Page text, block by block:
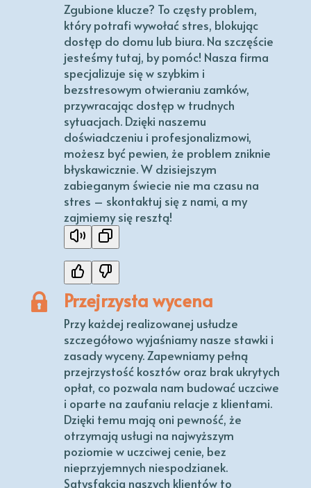
Zgubione klucze? To częsty problem,
który potrafi wywołać stres, blokując
dostęp do domu lub biura. Na szczęście
jesteśmy tutaj, by pomóc! Nasza firma
specjalizuje się w szybkim i
bezstresowym otwieraniu zamków,
przywracając dostęp w trudnych
sytuacjach. Dzięki naszemu
doświadczeniu i profesjonalizmowi,
możesz być pewien, że problem zniknie
błyskawicznie. W dzisiejszym
zabieganym świecie nie ma czasu na
stres – skontaktuj się z nami, a my
zajmiemy się resztą!
Przejrzysta wycena
Przy każdej realizowanej usłudze
szczegółowo wyjaśniamy nasze stawki i
zasady wyceny. Zapewniamy pełną
przejrzystość kosztów oraz brak ukrytych
opłat, co pozwala nam budować uczciwe
i oparte na zaufaniu relacje z klientami.
Dzięki temu mają oni pewność, że
otrzymają usługi na najwyższym
poziomie w uczciwej cenie, bez
nieprzyjemnych niespodzianek.
Satysfakcja naszych klientów to